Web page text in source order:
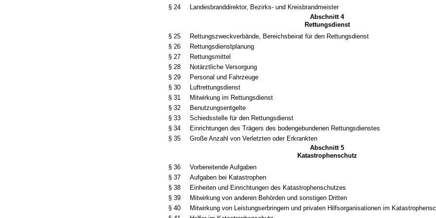
§ 24
Landesbranddirektor, Bezirks- und Kreisbrandmeister
Abschnitt 4
Rettungsdienst
§ 25
Rettungszweckverbände, Bereichsbeirat für den Rettungsdienst
§ 26
Rettungsdienstplanung
§ 27
Rettungsmittel
§ 28
Notärztliche Versorgung
§ 29
Personal und Fahrzeuge
§ 30
Luftrettungsdienst
§ 31
Mitwirkung im Rettungsdienst
§ 32
Benutzungsentgelte
§ 33
Schiedsstelle für den Rettungsdienst
§ 34
Einrichtungen des Trägers des bodengebundenen Rettungsdienstes
§ 35
Große Anzahl von Verletzten oder Erkrankten
Abschnitt 5
Katastrophenschutz
§ 36
Vorbereitende Aufgaben
§ 37
Aufgaben bei Katastrophen
§ 38
Einheiten und Einrichtungen des Katastrophenschutzes
§ 39
Mitwirkung von anderen Behörden und sonstigen Dritten
§ 40
Mitwirkung von Leistungserbringern und privaten Hilfsorganisationen im